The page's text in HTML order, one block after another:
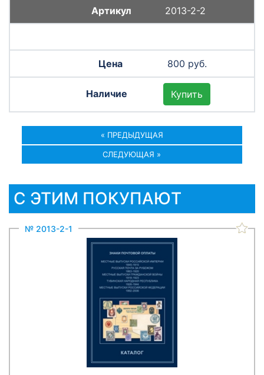
2013-2-2
800 руб.
Купить
« ПРЕДЫДУЩАЯ
СЛЕДУЮЩАЯ »
С ЭТИМ ПОКУПАЮТ
№ 2013-2-1